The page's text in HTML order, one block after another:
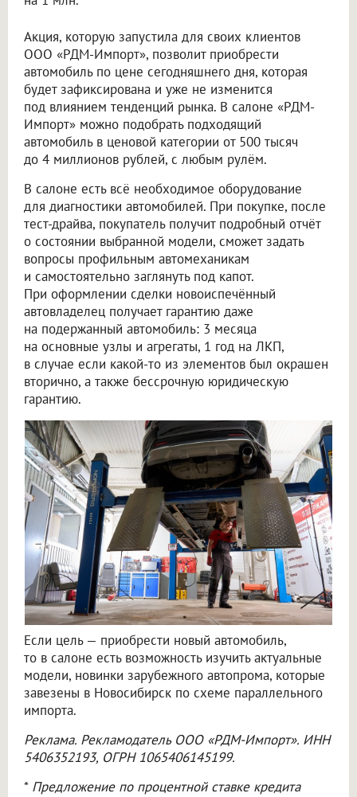
Акция, которую запустила для своих клиентов
ООО «РДМ-Импорт», позволит приобрести
автомобиль по цене сегодняшнего дня, которая
будет зафиксирована и уже не изменится
под влиянием тенденций рынка. В салоне «РДМ-
Импорт» можно подобрать подходящий
автомобиль в ценовой категории от 500 тысяч
до 4 миллионов рублей, с любым рулём.
В салоне есть всё необходимое оборудование
для диагностики автомобилей. При покупке, после
тест-драйва, покупатель получит подробный отчёт
о состоянии выбранной модели, сможет задать
вопросы профильным автомеханикам
и самостоятельно заглянуть под капот.
При оформлении сделки новоиспечённый
автовладелец получает гарантию даже
на подержанный автомобиль: 3 месяца
на основные узлы и агрегаты, 1 год на ЛКП,
в случае если какой-то из элементов был окрашен
вторично, а также бессрочную юридическую
гарантию.
Если цель — приобрести новый автомобиль,
то в салоне есть возможность изучить актуальные
модели, новинки зарубежного автопрома, которые
завезены в Новосибирск по схеме параллельного
импорта.
Реклама. Рекламодатель ООО «РДМ-Импорт». ИНН
5406352193, ОГРН 1065406145199.
* Предложение по процентной ставке кредита